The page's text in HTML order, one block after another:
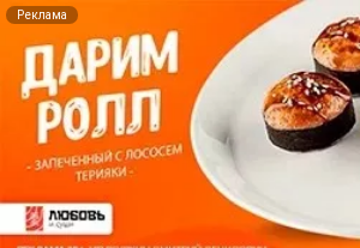
Реклама